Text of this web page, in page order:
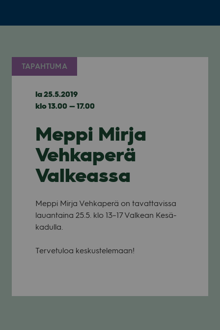
TAPAHTUMA
la 25.5.2019
klo 13.00 — 17.00
Meppi Mirja
Vehkaperä
Valkeassa
Meppi Mirja Veh­ka­perä on tavat­ta­vissa
lau­an­taina 25.5. klo 13–17 Val­kean Kesä­
ka­dulla.
Ter­ve­tu­loa kes­kus­te­le­maan!